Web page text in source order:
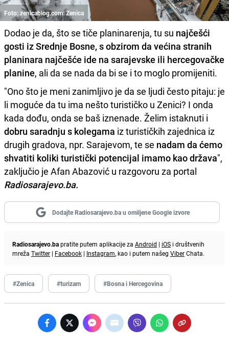
Foto: zenicablog.com: Zenica
Dodao je da, što se tiče planinarenja, tu su najčešći
gosti iz Srednje Bosne, s obzirom da većina stranih
planinara najčešće ide na sarajevske ili hercegovačke
planine, ali da se nada da bi se i to moglo promijeniti.
"Ono što je meni zanimljivo je da se ljudi često pitaju: je
li moguće da tu ima nešto turističko u Zenici? I onda
kada dođu, onda se baš iznenade. Želim istaknuti i
dobru saradnju s kolegama iz turističkih zajednica iz
drugih gradova, npr. Sarajevom, te se nadam da ćemo
shvatiti koliki turistički potencijal imamo kao država",
zaključio je Afan Abazović u razgovoru za portal
Radiosarajevo.ba.
Dodajte Radiosarajevo.ba u omiljene Google izvore
Radiosarajevo.bapratite putem aplikacije za Android | iOS i društvenih
mreža Twitter | Facebook | Instagram, kao i putem našeg ViberChata.
#Zenica #turizam #Bosna i Hercegovina